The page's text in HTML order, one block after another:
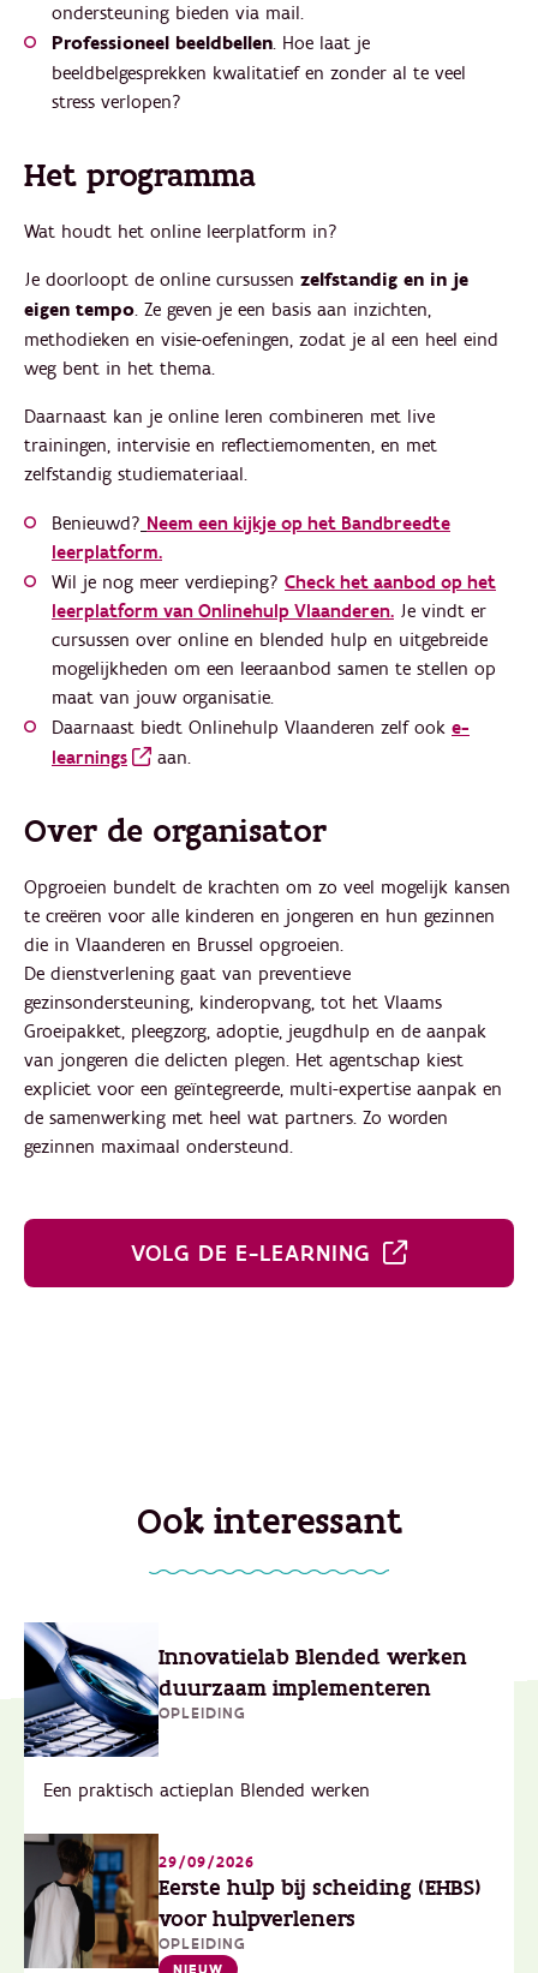
ondersteuning bieden via mail.
Professioneel beeldbellen. Hoe laat je
beeldbelgesprekken kwalitatief en zonder al te veel
stress verlopen?
Het programma
Wat houdt het online leerplatform in?
Je doorloopt de online cursussen zelfstandig en in je
eigen tempo. Ze geven je een basis aan inzichten,
methodieken en visie-oefeningen, zodat je al een heel eind
weg bent in het thema.
Daarnaast kan je online leren combineren met live
trainingen, intervisie en reflectiemomenten, en met
zelfstandig studiemateriaal.
Benieuwd? Neem een kijkje op het Bandbreedte
leerplatform.
Wil je nog meer verdieping? Check het aanbod op het
leerplatform van Onlinehulp Vlaanderen. Je vindt er
cursussen over online en blended hulp en uitgebreide
mogelijkheden om een leeraanbod samen te stellen op
maat van jouw organisatie.
Daarnaast biedt Onlinehulp Vlaanderen zelf ook e-
learnings
aan.
Over de organisator
Opgroeien bundelt de krachten om zo veel mogelijk kansen
te creëren voor alle kinderen en jongeren en hun gezinnen
die in Vlaanderen en Brussel opgroeien.
De dienstverlening gaat van preventieve
gezinsondersteuning, kinderopvang, tot het Vlaams
Groeipakket, pleegzorg, adoptie, jeugdhulp en de aanpak
van jongeren die delicten plegen. Het agentschap kiest
expliciet voor een geïntegreerde, multi-expertise aanpak en
de samenwerking met heel wat partners. Zo worden
gezinnen maximaal ondersteund.
VOLG DE E-LEARNING
Ook interessant
Innovatielab Blended werken
duurzaam implementeren
OPLEIDING
Een praktisch actieplan Blended werken
29/09/2026
Eerste hulp bij scheiding (EHBS)
voor hulpverleners
OPLEIDING